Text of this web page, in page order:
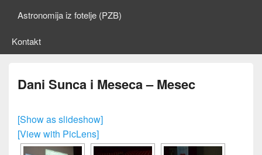
Astronomija iz fotelje (PZB)
Kontakt
Dani Sunca i Meseca – Mesec
[Show as slideshow]
[View with PicLens]